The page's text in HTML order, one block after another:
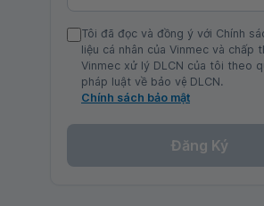
Tôi đã đọc và đồng ý với Chính
liệu cá nhân của Vinmec và chấp
Vinmec xử lý DLCN của tôi theo
pháp luật về bảo vệ DLCN.
Chính sách bảo mật
Đăng Ký